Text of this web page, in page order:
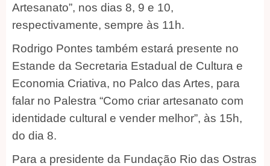
Artesanato”, nos dias 8, 9 e 10,
respectivamente, sempre às 11h.
Rodrigo Pontes também estará presente no
Estande da Secretaria Estadual de Cultura e
Economia Criativa, no Palco das Artes, para
falar no Palestra “Como criar artesanato com
identidade cultural e vender melhor”, às 15h,
do dia 8.
Para a presidente da Fundação Rio das Ostras